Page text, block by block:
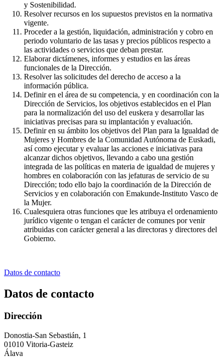
y Sostenibilidad.
Resolver recursos en los supuestos previstos en la normativa
vigente.
Proceder a la gestión, liquidación, administración y cobro en
periodo voluntario de las tasas y precios públicos respecto a
las actividades o servicios que deban prestar.
Elaborar dictámenes, informes y estudios en las áreas
funcionales de la Dirección.
Resolver las solicitudes del derecho de acceso a la
información pública.
Definir en el área de su competencia, y en coordinación con la
Dirección de Servicios, los objetivos establecidos en el Plan
para la normalización del uso del euskera y desarrollar las
iniciativas precisas para su implantación y evaluación.
Definir en su ámbito los objetivos del Plan para la Igualdad de
Mujeres y Hombres de la Comunidad Autónoma de Euskadi,
así como ejecutar y evaluar las acciones e iniciativas para
alcanzar dichos objetivos, llevando a cabo una gestión
integrada de las políticas en materia de igualdad de mujeres y
hombres en colaboración con las jefaturas de servicio de su
Dirección; todo ello bajo la coordinación de la Dirección de
Servicios y en colaboración con Emakunde-Instituto Vasco de
la Mujer.
Cualesquiera otras funciones que les atribuya el ordenamiento
jurídico vigente o tengan el carácter de comunes por venir
atribuidas con carácter general a las directoras y directores del
Gobierno.
Datos de contacto
Datos de contacto
Dirección
Donostia-San Sebastián, 1
01010 Vitoria-Gasteiz
Álava